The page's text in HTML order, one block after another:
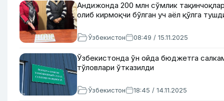
Андижонда 200 млн сўмлик
олиб кирмоқчи бўлган уч аёл қўлга
Ўзбекистон 08:49 / 15.11.2025
Ўзбекистонда ўн ойда бюджетга
тўловлари ўтказилди
Ўзбекистон 18:45 / 14.11.2025